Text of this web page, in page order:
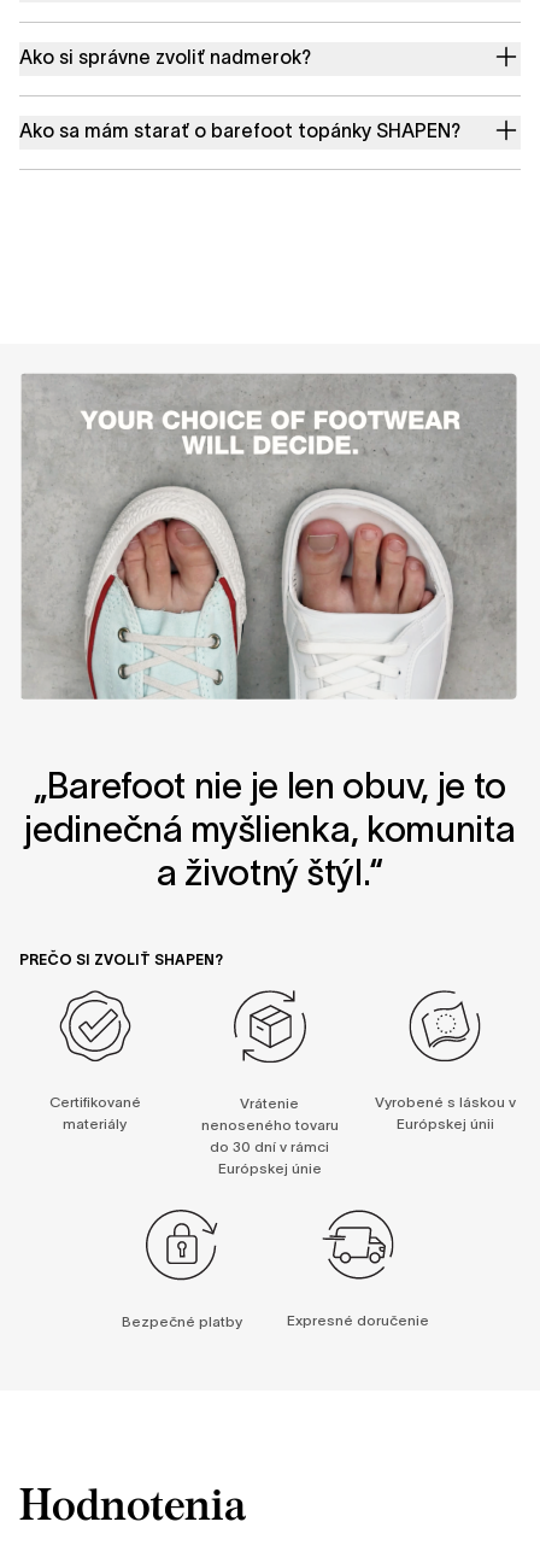
Ako si správne zvoliť nadmerok?
Ako sa mám starať o barefoot topánky SHAPEN?
„Barefoot nie je len obuv, je to
jedinečná myšlienka, komunita
a životný štýl.“
PREČO SI ZVOLIŤ SHAPEN?
Certifikované
materiály
Vrátenie
nenoseného tovaru
do 30 dní v rámci
Európskej únie
Vyrobené s láskou v
Európskej únii
Bezpečné platby Expresné doručenie
Hodnotenia